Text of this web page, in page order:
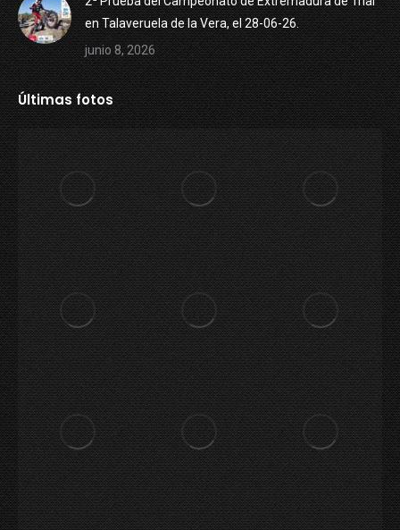
en Talaveruela de la Vera, el 28-06-26.
junio 8, 2026
Últimas fotos